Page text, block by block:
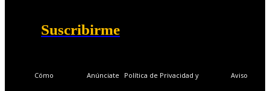
Suscribirme
Cómo Anúnciate Política de Privacidad y Aviso